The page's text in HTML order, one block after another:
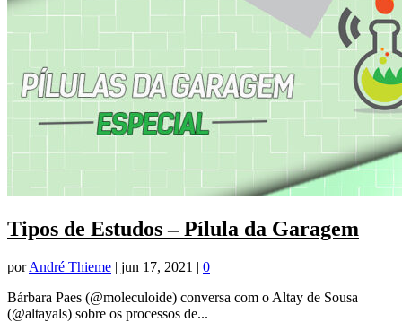
Tipos de Estudos – Pílula da Garagem
porAndré Thieme | jun 17, 2021 | 0
Bárbara Paes (@moleculoide) conversa com o Altay de Sousa
(@altayals) sobre os processos de...